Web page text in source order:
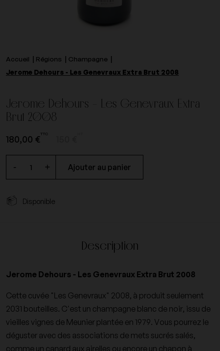
Accueil Régions
Champagne
Jerome Dehours - Les Genevraux Extra Brut 2008
Jerome Dehours - Les Genevraux Extra
Brut 2008
180,00 € TTC
+
- Ajouter au panier
Disponible
Description
Jerome Dehours - Les Genevraux Extra Brut 2008
Cette cuvée "Les Genevraux" 2008, à produit seulement
2031 bouteilles. C'est un champagne blanc de noir, issu de
vieilles vignes de Meunier plantée en 1979. Vous pourrez le
déguster avec des associations de mets sucrés salés,
comme un canard aux airelles ou encore un chapon à